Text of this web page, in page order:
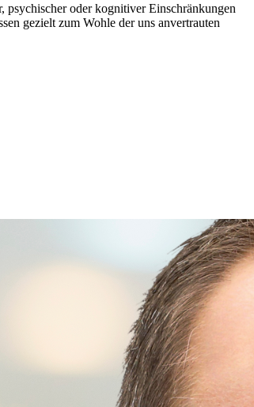
psychischer oder kognitiver Einschränkungen
gezielt zum Wohle der uns anvertrauten